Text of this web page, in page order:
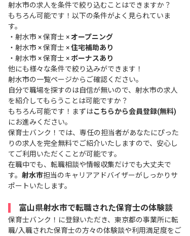
射水市の求人を条件で絞り込むことはできますか？
もちろん可能です！以下の条件がよく見られていま
す。
・ 射水市 × 保育士 ×オープニング
・ 射水市 × 保育士 ×住宅補助あり
・ 射水市 × 保育士 ×ボーナスあり
他にも様々な条件で絞り込みができます！
射水市の一覧ページからご確認ください。
自分で職場を探すのは自信が無いので、射水市の求人
を紹介してもらうことは可能ですか？
もちろん可能です！まずはこちらから会員登録(無料)
にお進みください。
保育士バンク！では、専任の担当者があなたにぴった
りの求人を完全無料でご紹介いたしますので、安心し
てご利用いただくことが可能です。
在職中でも、転職相談や情報収集だけでも大丈夫で
す。 射水市担当のキャリアアドバイザーがしっかりサ
ポートいたします。
富山県射水市で転職された保育士の体験談
保育士バンク！に登録いただき、東京都の事業所に転
職/入職された保育士の方々の体験談や利用満足度をご